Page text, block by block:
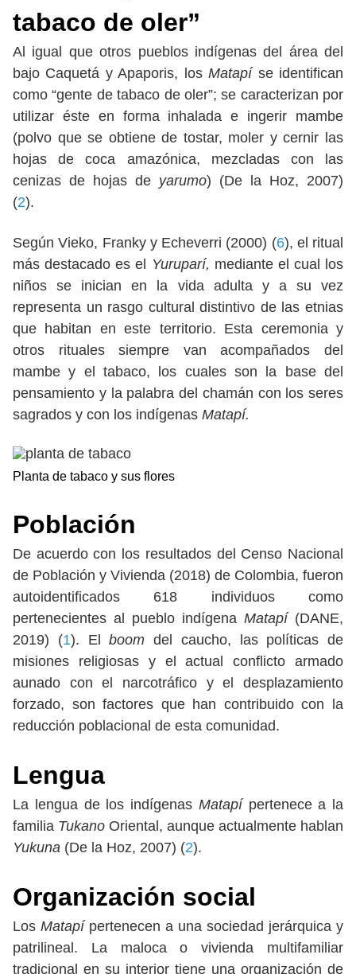
tabaco de oler”
Al igual que otros pueblos indígenas del área del
bajo Caquetá y Apaporis, losMatapíse identifican
como “gente de tabaco de oler”; se caracterizan por
utilizar éste en forma inhalada e ingerir mambe
(polvo que se obtiene de tostar, moler y cernir las
hojas de coca amazónica, mezcladas con las
cenizas de hojas de yarumo) (De la Hoz, 2007)
(2).
Según Vieko, Franky y Echeverri (2000) (6), el ritual
más destacado es el
Yuruparí, mediante el cual los
niños se inician en la vida adulta y a su vez
representa un rasgo cultural distintivo de las etnias
que habitan en este territorio. Esta ceremonia y
otros rituales siempre van acompañados del
mambe y el tabaco, los cuales son la base del
pensamiento y la palabra del chamán con los seres
sagrados y con los indígenas Matapí.
Planta de tabaco y sus flores
Población
De acuerdo con los resultados del Censo Nacional
de Población y Vivienda (2018) de Colombia, fueron
autoidentificados 618 individuos como
pertenecientes al pueblo indígena Matapí(DANE,
2019) (1). Elboom del caucho, las políticas de
misiones religiosas y el actual conflicto armado
aunado con el narcotráfico y el desplazamiento
forzado, son factores que han contribuido con la
reducción poblacional de esta comunidad.
Lengua
La lengua de los indígenas Matapípertenece a la
familia Tukano Oriental, aunque actualmente hablan
Yukuna (De la Hoz, 2007) (2).
Organización social
Los Matapípertenecen a una sociedad jerárquica y
patrilineal. La maloca o vivienda multifamiliar
tradicional en su interior tiene una organización de